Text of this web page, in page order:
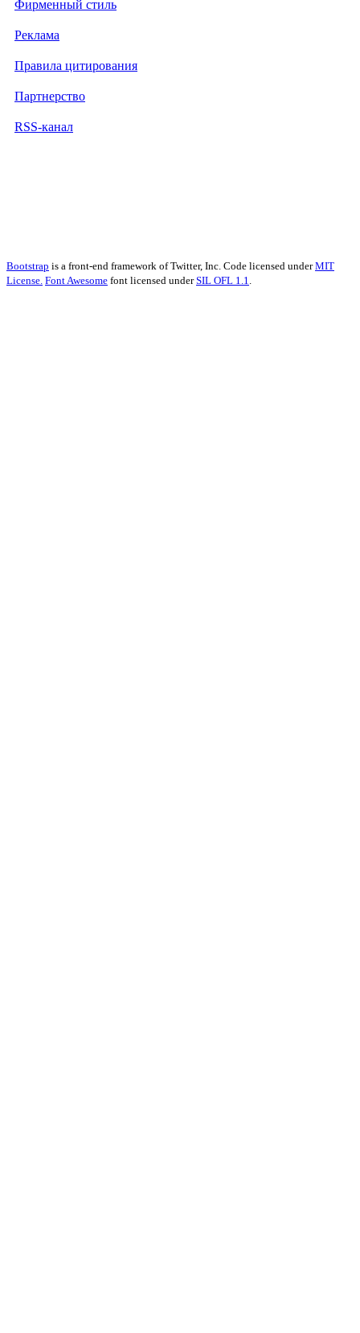
Фирменный стиль
Реклама
Правила цитирования
Партнерство
RSS-канал
Bootstrap is a front-end framework of Twitter, Inc. Code licensed underMIT
License. Font Awesome font licensed underSIL OFL 1.1.